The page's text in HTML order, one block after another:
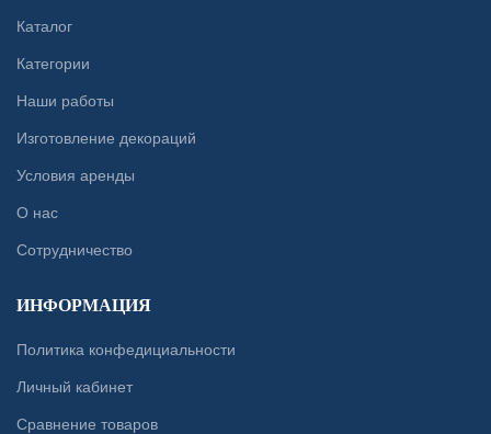
Каталог
Категории
Наши работы
Изготовление декораций
Условия аренды
О нас
Сотрудничество
ИНФОРМАЦИЯ
Политика конфедициальности
Личный кабинет
Сравнение товаров